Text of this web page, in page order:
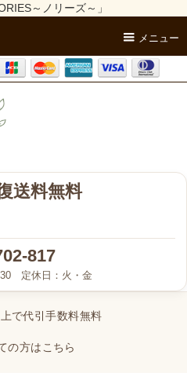
～ノリーズ～」
メニュー
送料無料
817
定休日：火・金
で代引手数料無料
の方はこちら